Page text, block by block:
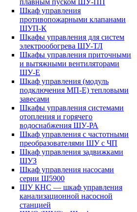
плавным пуском ШУ-ПП
Шкаф управления
противопожарными клапанами
ШУП-К
Шкафы управления для систем
электрообогрева ШУ-ТЛ
Шкафы управления приточными
и вытяжными вентиляторами
ШУ-Е
Шкаф управления (модуль
подключения МП-Е) тепловыми
завесами
Шкафы управления системами
отопления и горячего
водоснабжения ШУ-РА
Шкаф управления с частотными
преобразователями ШУ с ЧП
Шкаф управления задвижками
ШУЗ
Шкаф управления насосами
серии Ш5900
ШУ КНС — шкаф управления
канализационной насосной
станцией